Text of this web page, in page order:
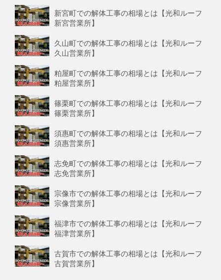
新宮町での解体工事の相場とは【光和ルーフ
新宮営業所】
久山町での解体工事の相場とは【光和ルーフ
久山営業所】
粕屋町での解体工事の相場とは【光和ルーフ
粕屋営業所】
篠栗町での解体工事の相場とは【光和ルーフ
篠栗営業所】
須惠町での解体工事の相場とは【光和ルーフ
須惠営業所】
志免町での解体工事の相場とは【光和ルーフ
志免営業所】
宗像市での解体工事の相場とは【光和ルーフ
宗像営業所】
福津市での解体工事の相場とは【光和ルーフ
福津営業所】
古賀市での解体工事の相場とは【光和ルーフ
古賀営業所】